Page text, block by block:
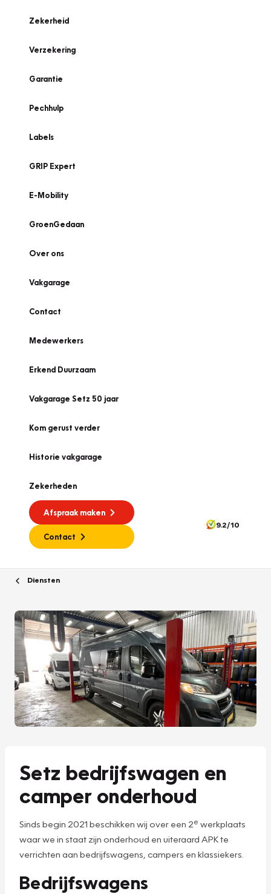
Zekerheid
Verzekering
Garantie
Pechhulp
Labels
GRIP Expert
E-Mobility
GroenGedaan
Over ons
Vakgarage
Contact
Medewerkers
Erkend Duurzaam
Vakgarage Setz 50 jaar
Kom gerust verder
Historie vakgarage
Zekerheden
Afspraak maken
Contact
9.2/10
Diensten
Setz bedrijfswagen en
camper onderhoud
Sinds begin 2021 beschikken wij over een 2e werkplaats
waar we in staat zijn onderhoud en uiteraard APK te
verrichten aan bedrijfswagens, campers en klassiekers.
Bedrijfswagens